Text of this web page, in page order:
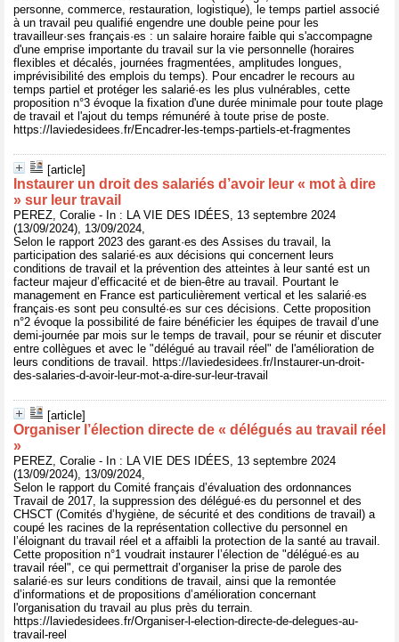
personne, commerce, restauration, logistique), le temps partiel associé
à un travail peu qualifié engendre une double peine pour les
travailleur·ses français·es : un salaire horaire faible qui s'accompagne
d'une emprise importante du travail sur la vie personnelle (horaires
flexibles et décalés, journées fragmentées, amplitudes longues,
imprévisibilité des emplois du temps). Pour encadrer le recours au
temps partiel et protéger les salarié·es les plus vulnérables, cette
proposition n°3 évoque la fixation d'une durée minimale pour toute plage
de travail et l'ajout du temps rémunéré à toute prise de poste.
https://laviedesidees.fr/Encadrer-les-temps-partiels-et-fragmentes
[article]
Instaurer un droit des salariés d’avoir leur « mot à dire
» sur leur travail
PEREZ, Coralie - In : LA VIE DES IDÉES, 13 septembre 2024
(13/09/2024), 13/09/2024,
Selon le rapport 2023 des garant·es des Assises du travail, la
participation des salarié·es aux décisions qui concernent leurs
conditions de travail et la prévention des atteintes à leur santé est un
facteur majeur d’efficacité et de bien-être au travail. Pourtant le
management en France est particulièrement vertical et les salarié·es
français·es sont peu consulté·es sur ces décisions. Cette proposition
n°2 évoque la possibilité de faire bénéficier les équipes de travail d’une
demi-journée par mois sur le temps de travail, pour se réunir et discuter
entre collègues et avec le "délégué au travail réel" de l'amélioration de
leurs conditions de travail. https://laviedesidees.fr/Instaurer-un-droit-
des-salaries-d-avoir-leur-mot-a-dire-sur-leur-travail
[article]
Organiser l’élection directe de « délégués au travail réel
»
PEREZ, Coralie - In : LA VIE DES IDÉES, 13 septembre 2024
(13/09/2024), 13/09/2024,
Selon le rapport du Comité français d’évaluation des ordonnances
Travail de 2017, la suppression des délégué·es du personnel et des
CHSCT (Comités d’hygiène, de sécurité et des conditions de travail) a
coupé les racines de la représentation collective du personnel en
l’éloignant du travail réel et a affaibli la protection de la santé au travail.
Cette proposition n°1 voudrait instaurer l’élection de "délégué·es au
travail réel", ce qui permettrait d’organiser la prise de parole des
salarié·es sur leurs conditions de travail, ainsi que la remontée
d’informations et de propositions d’amélioration concernant
l'organisation du travail au plus près du terrain.
https://laviedesidees.fr/Organiser-l-election-directe-de-delegues-au-
travail-reel